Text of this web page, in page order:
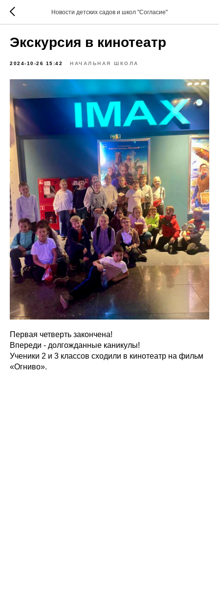
Новости детских садов и школ "Согласие"
Экскурсия в кинотеатр
2024-10-26 15:42 НАЧАЛЬНАЯ ШКОЛА
Первая четверть закончена!
Впереди - долгожданные каникулы!
Ученики 2 и 3 классов сходили в кинотеатр на фильм
«Огниво».